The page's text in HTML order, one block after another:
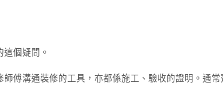
個疑問。
傅溝通裝修的工具，亦都係施工、驗收的證明。通